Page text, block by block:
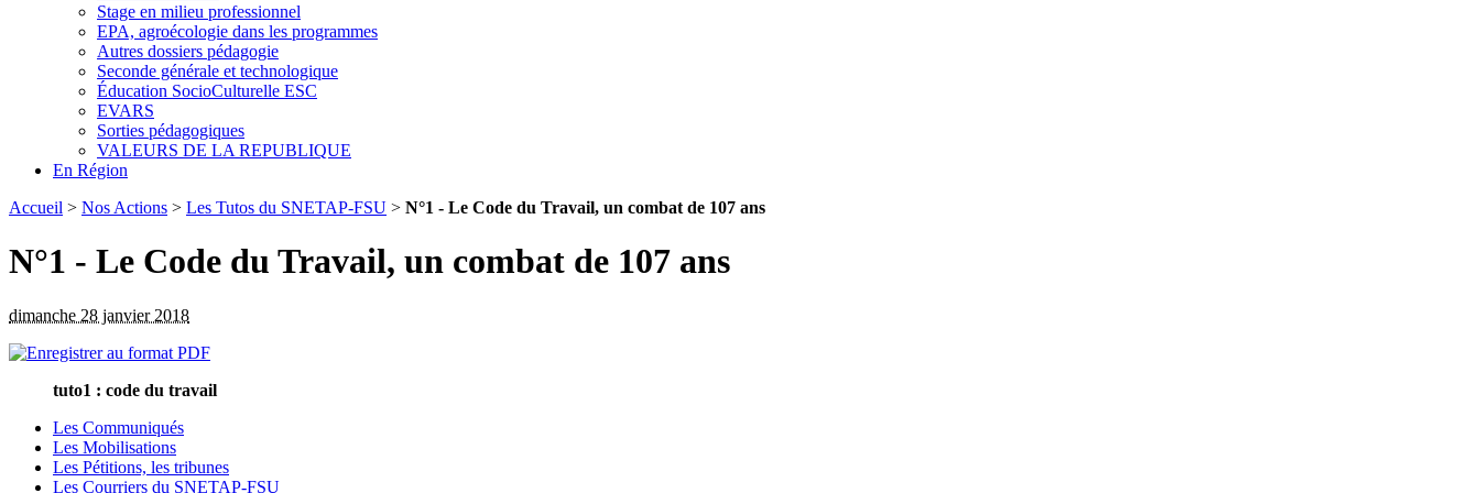
Stage en milieu professionnel
EPA, agroécologie dans les programmes
Autres dossiers pédagogie
Seconde générale et technologique
Éducation SocioCulturelle ESC
EVARS
Sorties pédagogiques
VALEURS DE LA REPUBLIQUE
En Région
Accueil > Nos Actions > Les Tutos du SNETAP-FSU > N°1 - Le Code du Travail, un combat de 107 ans
N°1 - Le Code du Travail, un combat de 107 ans
dimanche 28 janvier 2018
tuto1 : code du travail
Les Communiqués
Les Mobilisations
Les Pétitions, les tribunes
Les Courriers du SNETAP-FSU